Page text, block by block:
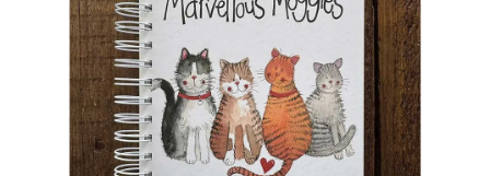
5
hvězdiček.